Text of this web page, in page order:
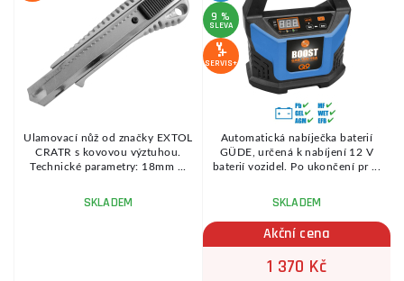
Ulamovací nůž od značky EXTOL
CRATR s kovovou výztuhou.
Technické parametry: 18mm ...
SKLADEM
9 %
SLEVA
SERVIS+
Automatická nabíječka baterií
GÜDE, určená k nabíjení 12 V
baterií vozidel. Po ukončení pr ...
SKLADEM
Akční cena
1 370 Kč